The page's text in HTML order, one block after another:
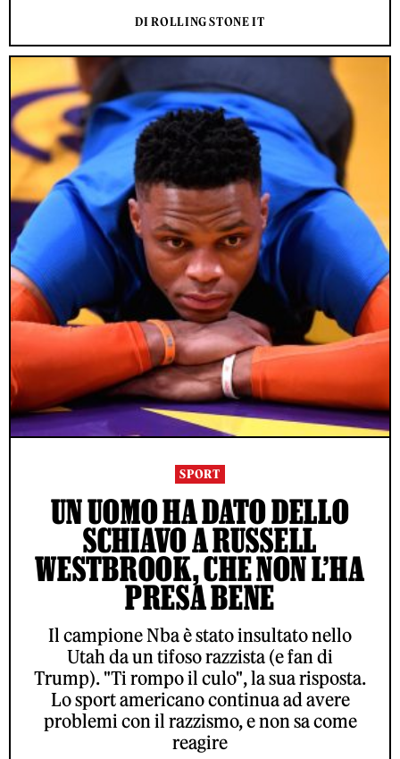
DI ROLLING STONE IT
SPORT
UN UOMO HA DATO DELLO
SCHIAVO A RUSSELL
WESTBROOK, CHE NON L’HA
PRESA BENE
Il campione Nba è stato insultato nello
Utah da un tifoso razzista (e fan di
Trump). "Ti rompo il culo", la sua risposta.
Lo sport americano continua ad avere
problemi con il razzismo, e non sa come
reagire